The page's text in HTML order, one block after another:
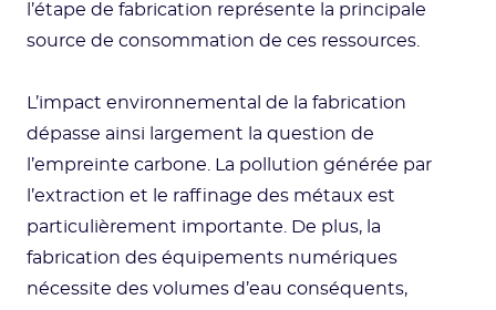
l’étape de fabrication représente la principale
source de consommation de ces ressources.
L’impact environnemental de la fabrication
dépasse ainsi largement la question de
l’empreinte carbone. La pollution générée par
l’extraction et le raffinage des métaux est
particulièrement importante. De plus, la
fabrication des équipements numériques
nécessite des volumes d’eau conséquents,